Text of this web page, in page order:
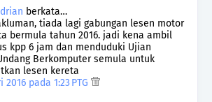
berkata…
tiada lagi gabungan lesen motor
bermula tahun 2016. jadi kena ambil
kpp 6 jam dan menduduki Ujian
Berkomputer semula untuk
lesen kereta
2016 pada 1:23 PTG